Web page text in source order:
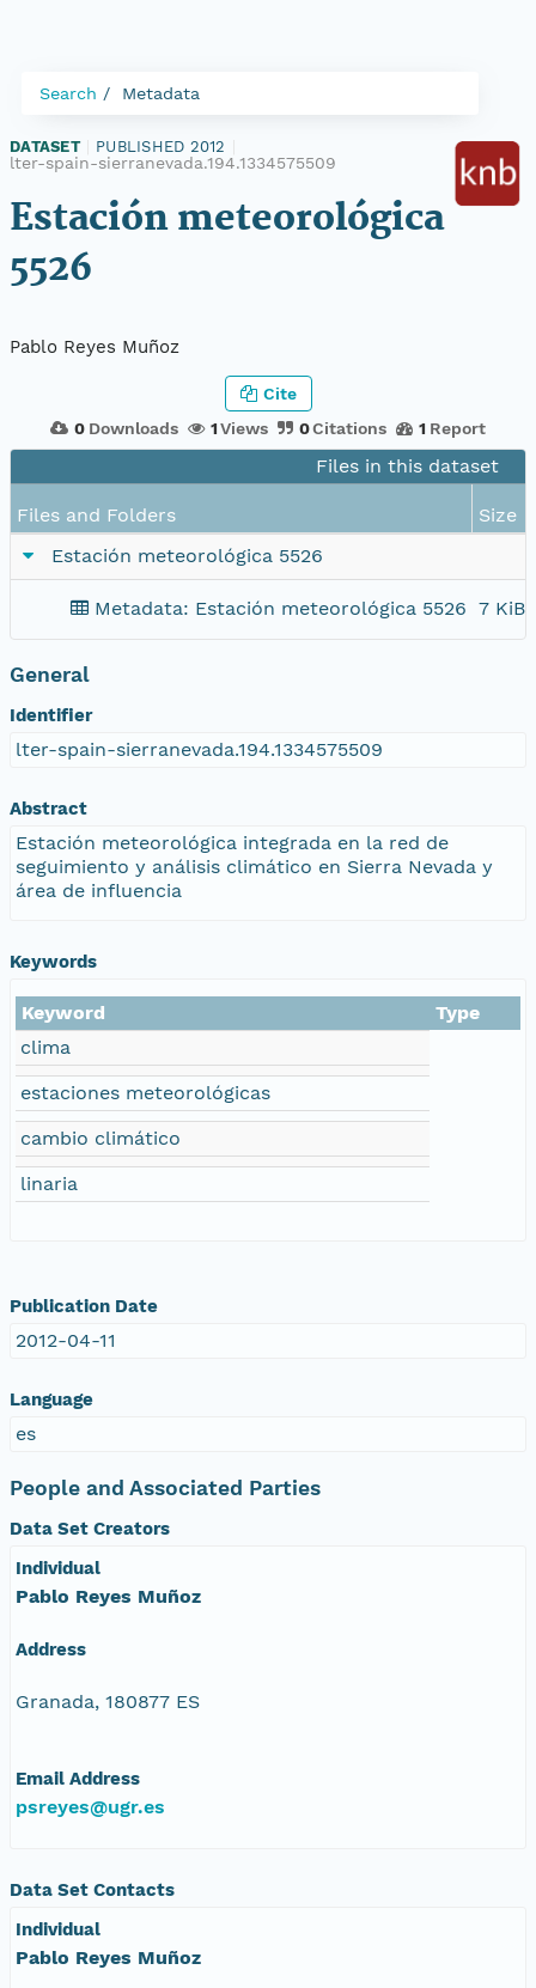
Search Metadata
DATASET PUBLISHED 2012
lter-spain-sierranevada.194.1334575509
Estación meteorológica
5526
Pablo Reyes Muñoz
0 Downloads 1Views 0Citations 1 Report
Cite
Files in this dataset
Files and Folders
Size
Estación meteorológica 5526
Metadata: Estación meteorológica 5526 7 KiB
General
Identifier
lter-spain-sierranevada.194.1334575509
Abstract
Estación meteorológica integrada en la red de
seguimiento y análisis climático en Sierra Nevada y
área de influencia
Keywords
Keyword
Type
clima
estaciones meteorológicas
cambio climático
linaria
Publication Date
2012-04-11
Language
es
People and Associated Parties
Data Set Creators
Individual
Pablo Reyes Muñoz
Address
Granada, 180877 ES
Email Address
psreyes@ugr.es
Data Set Contacts
Individual
Pablo Reyes Muñoz